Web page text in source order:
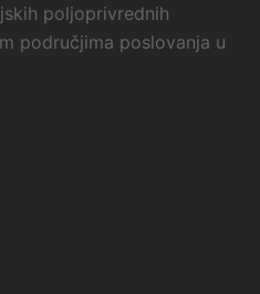
poljoprivrednih
područjima poslovanja u